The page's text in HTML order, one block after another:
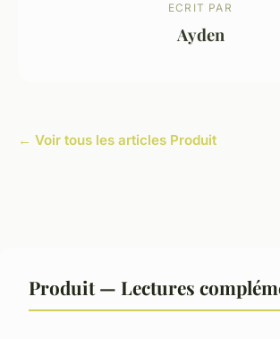
ECRIT PAR
Ayden
← Voir tous les articles Produit
Produit — Lectures